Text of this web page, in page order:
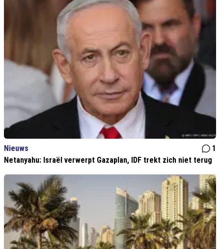
Nieuws
1
Netanyahu: Israël verwerpt Gazaplan, IDF trekt zich niet terug